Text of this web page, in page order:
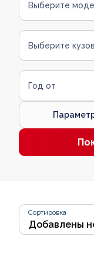
Выберите
Выберите кузов
Год от
Сортировка